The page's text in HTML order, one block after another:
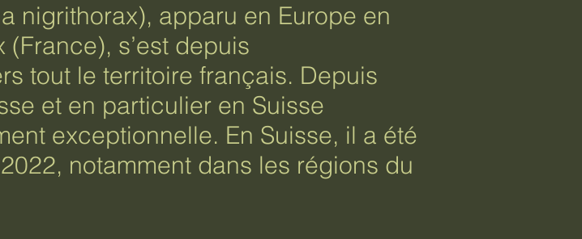
nigrithorax), apparu en Europe en
s’est depuis
tout le territoire français. Depuis
et en particulier en Suisse
exceptionnelle. En Suisse, il a été
notamment dans les régions du